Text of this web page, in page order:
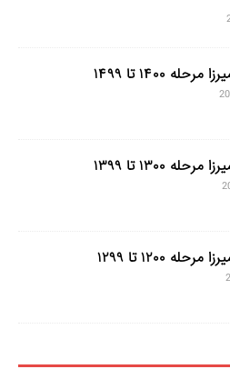
۱۴۰۰ تا ۱۴۹۹
۱۳۰۰ تا ۱۳۹۹
۱۲۰۰ تا ۱۲۹۹